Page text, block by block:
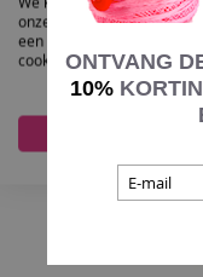
ONTVANG
10%
onze website te
een geweldige website-
cookies die we gebruiken